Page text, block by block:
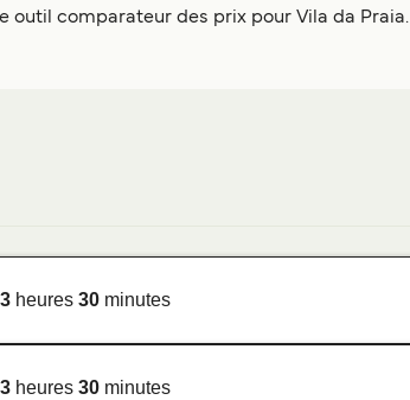
outil comparateur des prix pour Vila da Praia.
3heures 30minutes
3heures 30minutes